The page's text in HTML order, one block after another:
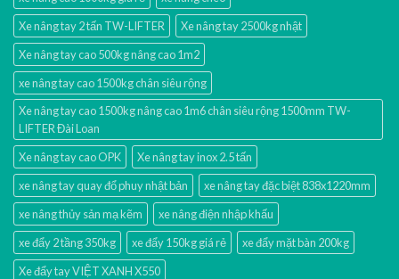
Xe nâng tay 2 tấn TW-LIFTER
Xe nâng tay 2500kg nhật
Xe nâng tay cao 500kg nâng cao 1m2
xe nâng tay cao 1500kg chân siêu rộng
Xe nâng tay cao 1500kg nâng cao 1m6 chân siêu rộng 1500mm TW-
LIFTER Đài Loan
Xe nâng tay cao OPK
Xe nâng tay inox 2.5 tấn
xe nâng tay quay đổ phuy nhật bản
xe nâng tay đặc biệt 838x1220mm
xe nâng thủy sản mạ kẽm
xe nâng điện nhập khấu
xe đẩy 2 tầng 350kg
xe đẩy 150kg giá rẻ
xe đẩy mặt bàn 200kg
Xe đẩy tay VIỆT XANH X550